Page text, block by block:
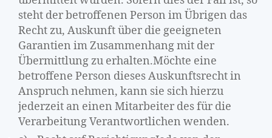
steht der betroffenen Person im Übrigen das
Recht zu, Auskunft über die geeigneten
Garantien im Zusammenhang mit der
Übermittlung zu erhalten.Möchte eine
betroffene Person dieses Auskunftsrecht in
Anspruch nehmen, kann sie sich hierzu
jederzeit an einen Mitarbeiter des für die
Verarbeitung Verantwortlichen wenden.